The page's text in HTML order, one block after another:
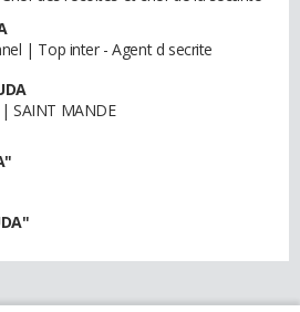
| Top inter - Agent d secrite
SAINT MANDE